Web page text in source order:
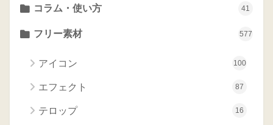
コラム・使い方 41
フリー素材 577
アイコン 100
エフェクト 87
テロップ 16